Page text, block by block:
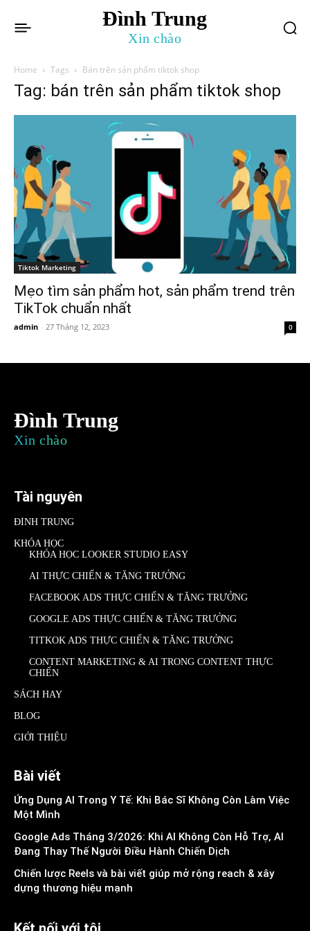
Đình Trung
Xin chào
Home Tags Bán trên sản phẩm tiktok shop
Tag: bán trên sản phẩm tiktok shop
Tiktok Marketing
Mẹo tìm sản phẩm hot, sản phẩm trend trên
TikTok chuẩn nhất
admin - 27 Tháng 12, 2023 0
Đình Trung
Xin chào
Tài nguyên
ĐÌNH TRUNG
KHÓA HỌC
KHÓA HỌC LOOKER STUDIO EASY
AI THỰC CHIẾN & TĂNG TRƯỞNG
FACEBOOK ADS THỰC CHIẾN & TĂNG TRƯỞNG
GOOGLE ADS THỰC CHIẾN & TĂNG TRƯỞNG
TITKOK ADS THỰC CHIẾN & TĂNG TRƯỞNG
CONTENT MARKETING & AI TRONG CONTENT THỰC
CHIẾN
SÁCH HAY
BLOG
GIỚI THIỆU
Bài viết
Ứng Dụng AI Trong Y Tế: Khi Bác Sĩ Không Còn Làm Việc
Một Mình
Google Ads Tháng 3/2026: Khi AI Không Còn Hỗ Trợ, AI
Đang Thay Thế Người Điều Hành Chiến Dịch
Chiến lược Reels và bài viết giúp mở rộng reach & xây
dựng thương hiệu mạnh